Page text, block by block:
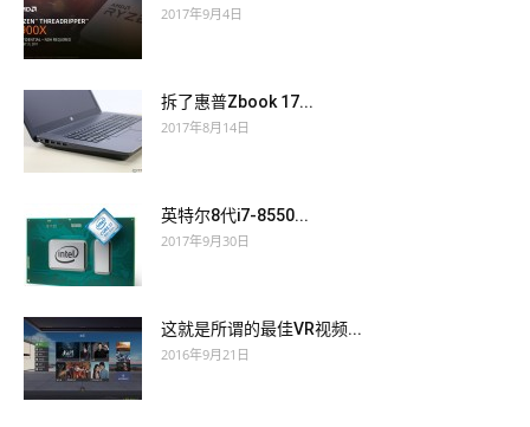
2017年9月4日
拆了惠普Zbook 17...
2017年8月14日
英特尔8代i7-8550...
2017年9月30日
这就是所谓的最佳VR视频...
2016年9月21日